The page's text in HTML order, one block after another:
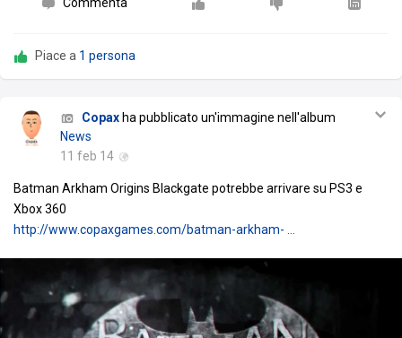
Commenta
Piace a 1 persona
Copax ha pubblicato un'immagine nell'album
News
11 feb 14
Batman Arkham Origins Blackgate potrebbe arrivare su PS3 e
Xbox 360
http://www.copaxgames.com/batman-arkham- …